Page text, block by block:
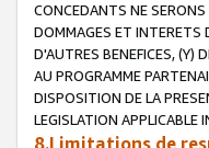
CONCEDANTS NE
DOMMAGES ET INTERETS
D'AUTRES BENEFICES, (Y)
AU PROGRAMME
DISPOSITION DE LA
LEGISLATION APPLICABLE
8.Limitations de